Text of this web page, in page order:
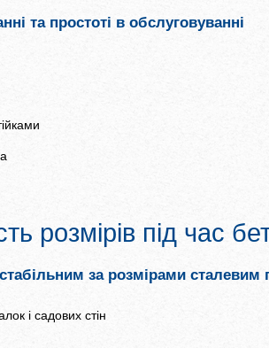
та простоті в обслуговуванні
розмірів під час
за розмірами
і садових стін